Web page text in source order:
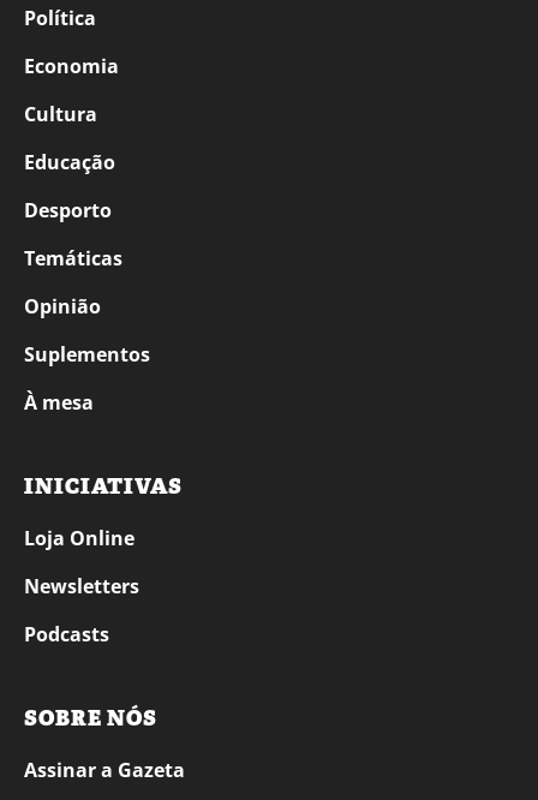
Política
Economia
Cultura
Educação
Desporto
Temáticas
Opinião
Suplementos
À mesa
INICIATIVAS
Loja Online
Newsletters
Podcasts
SOBRE NÓS
Assinar a Gazeta